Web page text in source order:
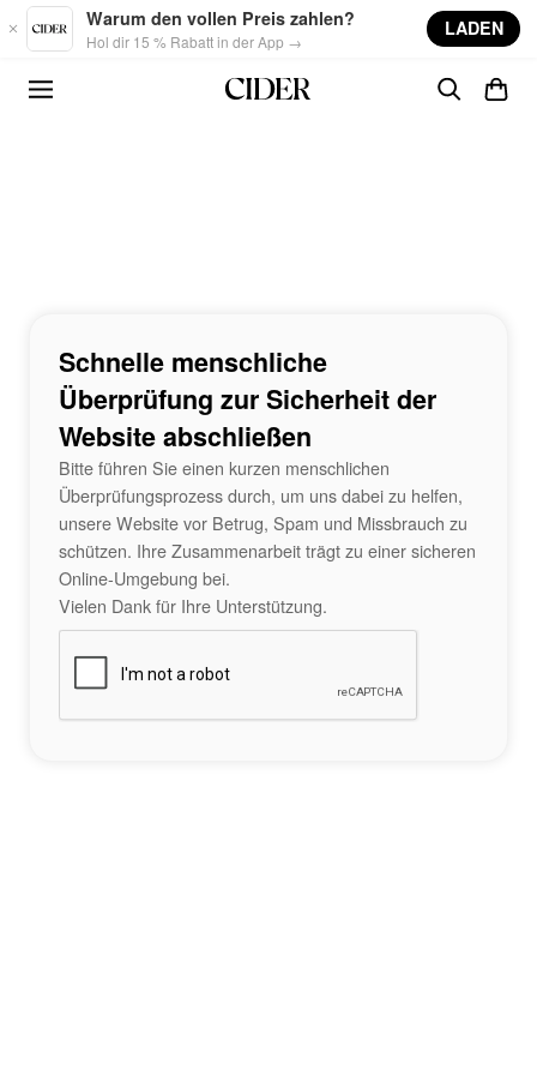
Skip to main content
Warum den vollen Preis zahlen?
Hol dir 15 % Rabatt in der App →
LADEN
Schnelle menschliche
Überprüfung zur Sicherheit der
Website abschließen
Bitte führen Sie einen kurzen menschlichen
Überprüfungsprozess durch, um uns dabei zu helfen,
unsere Website vor Betrug, Spam und Missbrauch zu
schützen. Ihre Zusammenarbeit trägt zu einer sicheren
Online-Umgebung bei.
Vielen Dank für Ihre Unterstützung.